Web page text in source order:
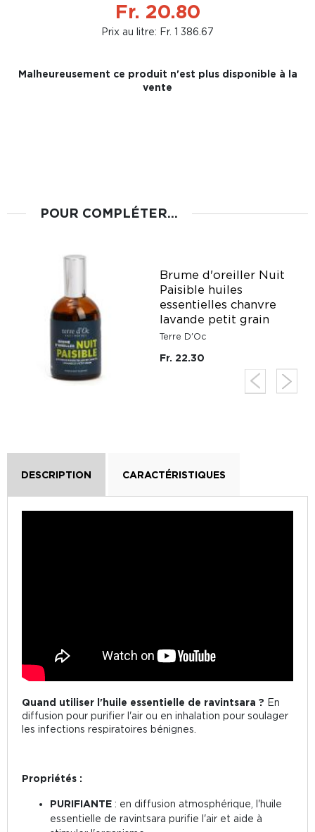
Fr. 20.80
Prix au litre: Fr. 1 386.67
Malheureusement ce produit n'est plus disponible à la
vente
POUR COMPLÉTER...
Brume d'oreiller Nuit
Paisible huiles
essentielles chanvre
lavande petit grain
Terre D'Oc
Fr. 22.30
DESCRIPTION CARACTÉRISTIQUES
Quand utiliser l'huile essentielle de ravintsara ? En
diffusion pour purifier l'air ou en inhalation pour soulager
les infections respiratoires bénignes.
Propriétés :
PURIFIANTE : en diffusion atmosphérique, l'huile
essentielle de ravintsara purifie l'air et aide à